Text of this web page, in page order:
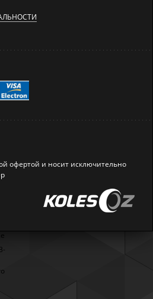
офертой и носит исключительно